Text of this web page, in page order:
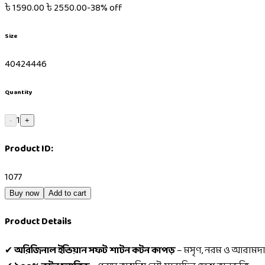
৳1590.00৳2550.00-38% off
Size
40424446
Quantity
- 1 +
Product ID:
1077
Buy now Add to cart
Product Details
✔অরিজিনাল ইন্ডিয়ান সফট শাটন কটন কাপড়– মসৃণ, নরম ও